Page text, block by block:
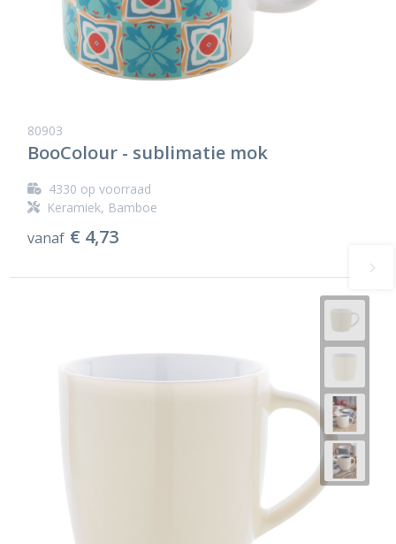
80903
BooColour - sublimatie mok
4330 op voorraad
Keramiek, Bamboe
vanaf € 4,73